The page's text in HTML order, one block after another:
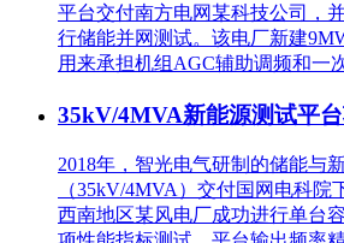
平台交付南方电网某科技公司，
行储能并网测试。该电厂新建
用来承担机组AGC辅助调频和一
35kV/4MVA新能源测试平台
2018年，智光电气研制的储能与
（35kV/4MVA）交付国网电科院
西南地区某风电厂成功进行单台